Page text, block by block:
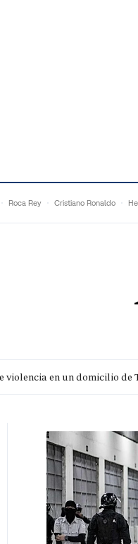
Roca Rey Cristiano Ronaldo
INTERNACIONALECONOMÍA
violencia en un domicilio de